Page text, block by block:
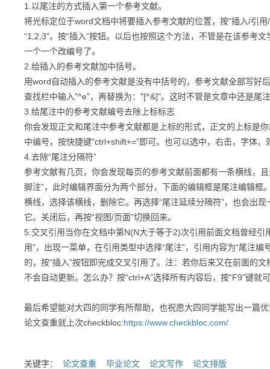
1.以尾注的方式插入第一个参考文献。
将光标定位于word文档中将要插入参考文献的位置，按“插入/引
“1,2,3”。按“插入”按钮。以后也按照这个方法，不管是在该参考
一个一个改编号了。
2.给插入的参考文献加中括号。
用word自动插入的参考文献是没有中括号的，参考文献全部写好
查找栏中输入"^e"，再替换为："[^&]"。这时不管是文章中还是尾
3.给尾注中的参考文献编号去除上标标志
你会发现正文和尾注中参考文献都是上标的形式，正文的上标是
中编号，按快捷键"ctrl+shift+=”即可。也可以选中，右击，字体
4.去除“尾注分隔符”
参考文献有几页，你会发现每页的参考文献前面都有一条横线，
脚注”，此时编辑界面分为两个部分，下面的编辑框是尾注编辑框
横线，选择该横线，删除它。再选择“尾注延续分隔符”，也会出
它。关闭后，再按“视图/页面”切换回来。
5.交叉引用当你在文档中第N(N大于等于2)次引用前面文档曾经引
用”，出现一菜单，在引用类型中选择“尾注”，引用内容为“尾注
的，按“插入”按钮即完成交叉引用了。注：若你后来又在前面的
不会自动更新。怎么办？按“ctrl+A”选择所有内容后，按“F9”键就
最后希望能对大四的同学有所帮助，也祝愿大四同学能写出一篇
论文查重就上次checkbloc:https://www.checkbloc.com/
关键字： 论文查重 毕业论文 论文写作 论文排版